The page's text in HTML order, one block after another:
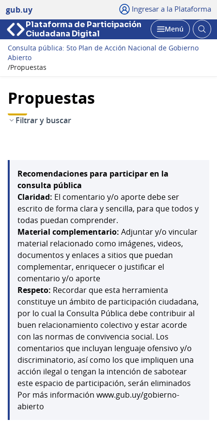
gub.uy Ingresar a la Plataforma
Plataforma de Participación
Ciudadana Digital
Abrir
Menú
Consulta pública: 5to Plan de Acción Nacional de Gobierno
Abierto
/Propuestas
Propuestas
Filtrar y buscar
Recomendaciones para participar en la
consulta pública
Claridad: El comentario y/o aporte debe ser
escrito de forma clara y sencilla, para que todos y
todas puedan comprender.
Material complementario: Adjuntar y/o vincular
material relacionado como imágenes, videos,
documentos y enlaces a sitios que puedan
complementar, enriquecer o justificar el
comentario y/o aporte
Respeto: Recordar que esta herramienta
constituye un ámbito de participación ciudadana,
por lo cual la Consulta Pública debe contribuir al
buen relacionamiento colectivo y estar acorde
con las normas de convivencia social. Los
comentarios que incluyan lenguaje ofensivo y/o
discriminatorio, así como los que impliquen una
acción ilegal o tengan la intención de sabotear
este espacio de participación, serán eliminados
Por más información www.gub.uy/gobierno-
abierto